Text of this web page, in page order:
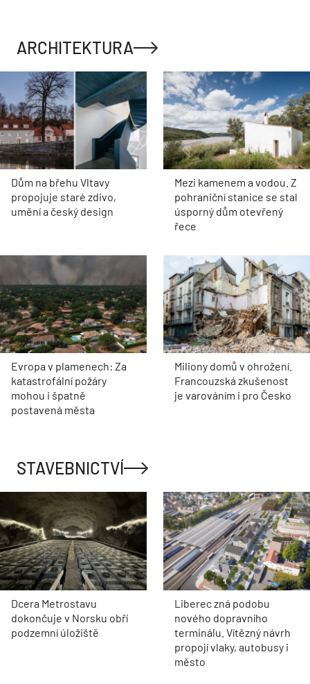
ARCHITEKTURA
Dům na břehu Vltavy
propojuje staré zdivo,
umění a český design
Mezi kamenem a vodou. Z
pohraniční stanice se stal
úsporný dům otevřený
řece
Evropa v plamenech: Za
katastrofální požáry
mohou i špatně
postavená města
Miliony domů v ohrožení.
Francouzská zkušenost
je varováním i pro Česko
STAVEBNICTVÍ
Dcera Metrostavu
dokončuje v Norsku obří
podzemní úložiště
Liberec zná podobu
nového dopravního
terminálu. Vítězný návrh
propojí vlaky, autobusy i
město